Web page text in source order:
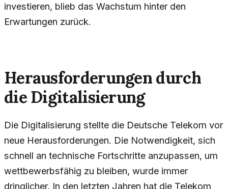
investieren, blieb das Wachstum hinter den
Erwartungen zurück.
Herausforderungen durch
die Digitalisierung
Die Digitalisierung stellte die Deutsche Telekom vor
neue Herausforderungen. Die Notwendigkeit, sich
schnell an technische Fortschritte anzupassen, um
wettbewerbsfähig zu bleiben, wurde immer
dringlicher. In den letzten Jahren hat die Telekom